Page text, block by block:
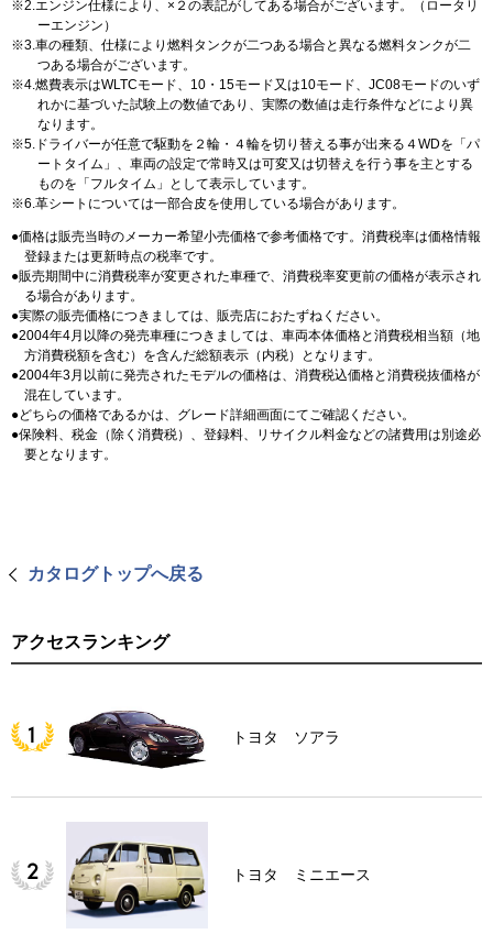
2.エンジン仕様により、×２の表記がしてある場合がございます。（ロータリ
ーエンジン）
3.車の種類、仕様により燃料タンクが二つある場合と異なる燃料タンクが二
つある場合がございます。
4.燃費表示はWLTCモード、10・15モード又は10モード、JC08モードのいず
れかに基づいた試験上の数値であり、実際の数値は走行条件などにより異
なります。
5.ドライバーが任意で駆動を２輪・４輪を切り替える事が出来る４WDを「パ
ートタイム」、車両の設定で常時又は可変又は切替えを行う事を主とする
ものを「フルタイム」として表示しています。
6.革シートについては一部合皮を使用している場合があります。
価格は販売当時のメーカー希望小売価格で参考価格です。消費税率は価格情報
登録または更新時点の税率です。
販売期間中に消費税率が変更された車種で、消費税率変更前の価格が表示され
る場合があります。
実際の販売価格につきましては、販売店におたずねください。
2004年4月以降の発売車種につきましては、車両本体価格と消費税相当額（地
方消費税額を含む）を含んだ総額表示（内税）となります。
2004年3月以前に発売されたモデルの価格は、消費税込価格と消費税抜価格が
混在しています。
どちらの価格であるかは、グレード詳細画面にてご確認ください。
保険料、税金（除く消費税）、登録料、リサイクル料金などの諸費用は別途必
要となります。
カタログトップへ戻る
アクセスランキング
トヨタ ソアラ
トヨタ ミニエース